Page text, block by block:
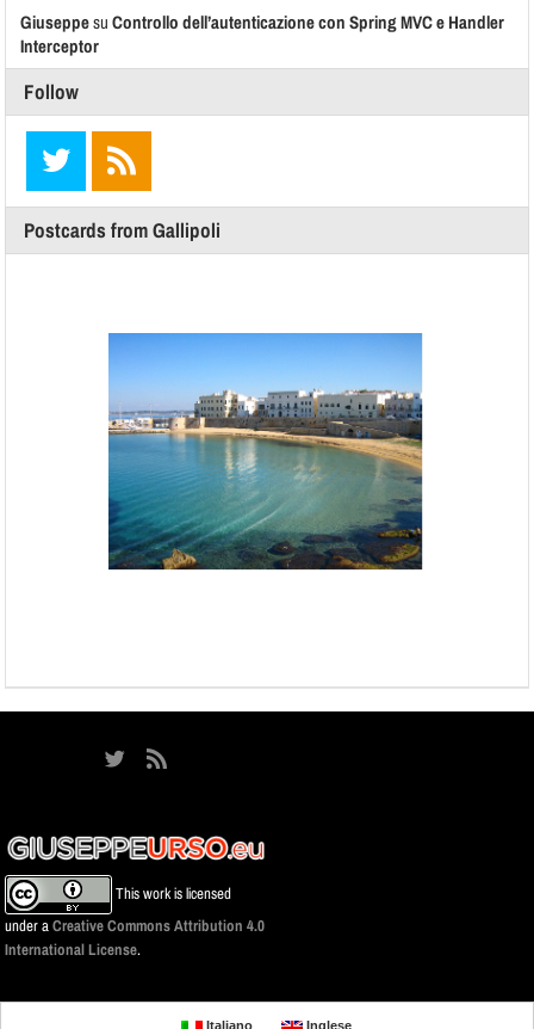
GiuseppesuControllo dell’autenticazione con Spring MVC e Handler
Interceptor
Follow
Postcards from Gallipoli
This work is licensed
under aCreative Commons Attribution 4.0
International License.
Italiano Inglese